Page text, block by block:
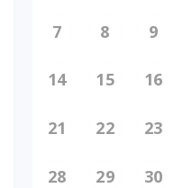
7 8 9
14 15 16
21 22 23
28 29 30